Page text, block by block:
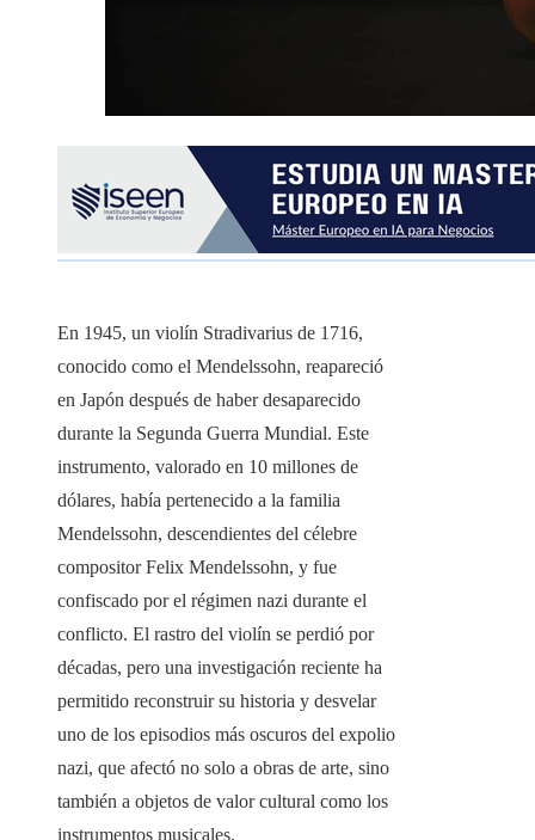
En 1945, un violín Stradivarius de 1716,
conocido como el Mendelssohn, reapareció
en Japón después de haber desaparecido
durante la Segunda Guerra Mundial. Este
instrumento, valorado en 10 millones de
dólares, había pertenecido a la familia
Mendelssohn, descendientes del célebre
compositor Felix Mendelssohn, y fue
confiscado por el régimen nazi durante el
conflicto. El rastro del violín se perdió por
décadas, pero una investigación reciente ha
permitido reconstruir su historia y desvelar
uno de los episodios más oscuros del expolio
nazi, que afectó no solo a obras de arte, sino
también a objetos de valor cultural como los
instrumentos musicales.